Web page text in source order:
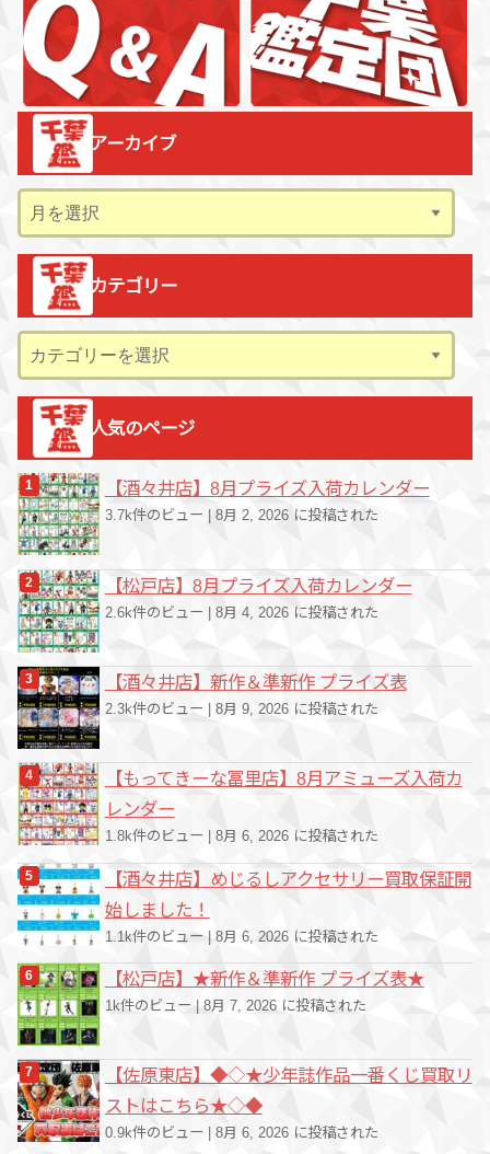
アーカイブ
ー
カ
カテゴリー
テ
ゴ
人気のページ
【酒々井店】8月プライズ入荷カレンダー
3.7k件のビュー 8月 2, 2026 に投稿された
【松戸店】8月プライズ入荷カレンダー
2.6k件のビュー | 8月 4, 2026 に投稿された
【酒々井店】新作＆準新作 プライズ表
2.3k件のビュー 8月 9, 2026 に投稿された
【もってきーな冨里店】8月アミューズ入荷カ
レンダー
1.8k件のビュー 8月 6, 2026 に投稿された
【酒々井店】めじるしアクセサリー買取保証開
始しました！
1.1k件のビュー | 8月 6, 2026 に投稿された
【松戸店】★新作＆準新作 プライズ表★
1k件のビュー 8月 7, 2026 に投稿された
【佐原東店】◆◇★少年誌作品一番くじ買取リ
ストはこちら★◇◆
0.9k件のビュー 8月 6, 2026 に投稿された